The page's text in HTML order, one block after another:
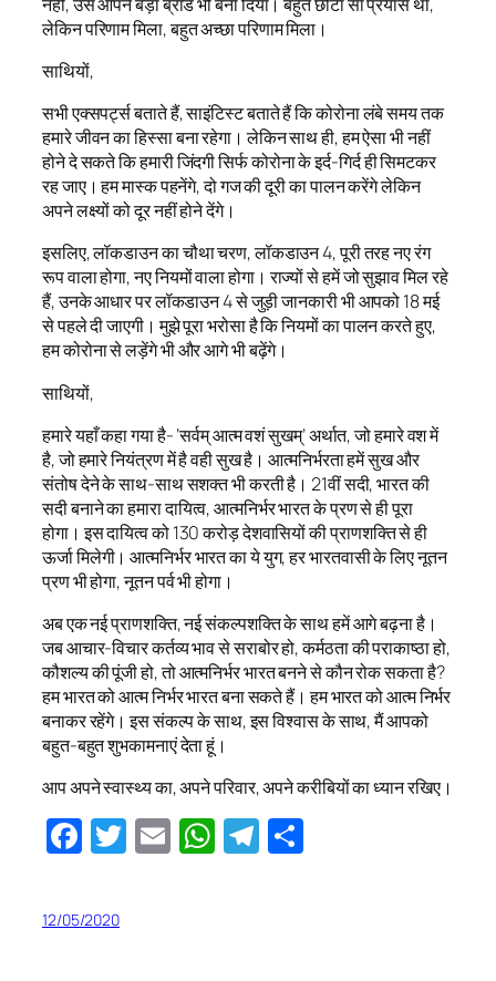
लेकिन परिणाम मिला, बहुत अच्छा परिणाम मिला।
साथियों,
सभी एक्सपर्ट्स बताते हैं, साइंटिस्ट बताते हैं कि कोरोना लंबे समय तक
हमारे जीवन का हिस्सा बना रहेगा। लेकिन साथ ही, हम ऐसा भी नहीं
होने दे सकते कि हमारी जिंदगी सिर्फ कोरोना के इर्द-गिर्द ही सिमटकर
रह जाए। हम मास्क पहनेंगे, दो गज की दूरी का पालन करेंगे लेकिन
अपने लक्ष्यों को दूर नहीं होने देंगे।
इसलिए, लॉकडाउन का चौथा चरण, लॉकडाउन 4, पूरी तरह नए रंग
रूप वाला होगा, नए नियमों वाला होगा। राज्यों से हमें जो सुझाव मिल रहे
हैं, उनके आधार पर लॉकडाउन 4 से जुड़ी जानकारी भी आपको 18 मई
से पहले दी जाएगी। मुझे पूरा भरोसा है कि नियमों का पालन करते हुए,
हम कोरोना से लड़ेंगे भी और आगे भी बढ़ेंगे।
साथियों,
हमारे यहाँ कहा गया है- ‘सर्वम् आत्म वशं सुखम्’ अर्थात, जो हमारे वश में
है, जो हमारे नियंत्रण में है वही सुख है। आत्मनिर्भरता हमें सुख और
संतोष देने के साथ-साथ सशक्त भी करती है। 21वीं सदी, भारत की
सदी बनाने का हमारा दायित्व, आत्मनिर्भर भारत के प्रण से ही पूरा
होगा। इस दायित्व को 130 करोड़ देशवासियों की प्राणशक्ति से ही
ऊर्जा मिलेगी। आत्मनिर्भर भारत का ये युग, हर भारतवासी के लिए नूतन
प्रण भी होगा, नूतन पर्व भी होगा।
अब एक नई प्राणशक्ति, नई संकल्पशक्ति के साथ हमें आगे बढ़ना है।
जब आचार-विचार कर्तव्य भाव से सराबोर हो, कर्मठता की पराकाष्ठा हो,
कौशल्य की पूंजी हो, तो आत्मनिर्भर भारत बनने से कौन रोक सकता है?
हम भारत को आत्म निर्भर भारत बना सकते हैं। हम भारत को आत्म निर्भर
बनाकर रहेंगे। इस संकल्प के साथ, इस विश्वास के साथ, मैं आपको
बहुत-बहुत शुभकामनाएं देता हूं।
आप अपने स्वास्थ्य का, अपने परिवार, अपने करीबियों का ध्यान रखिए।
Facebook
Twitter
EmailWhatsApp
Telegram
12/05/2020